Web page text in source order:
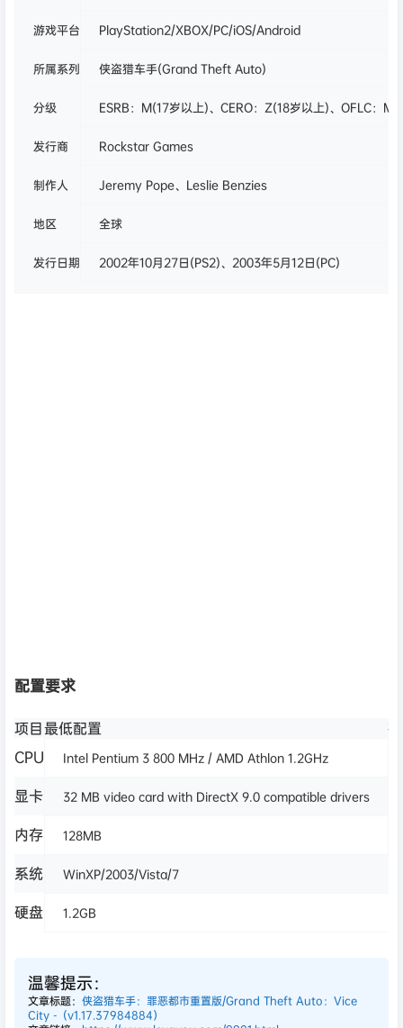
游戏平台 PlayStation2/XBOX/PC/iOS/Android
所属系列 侠盗猎车手(Grand Theft Auto)
分级 ESRB：M(17岁以上)、CERO：Z(18岁以上)、OFLC：
发行商 Rockstar Games
制作人 Jeremy Pope、Leslie Benzies
地区 全球
发行日期 2002年10月27日(PS2)、2003年5月12日(PC)
配置要求
项目最低配置
CPU
Intel Pentium 3 800 MHz / AMD Athlon 1.2GHz
显卡 32 MB video card with DirectX 9.0 compatible drivers
内存 128MB
系统 WinXP/2003/Vista/7
硬盘 1.2GB
温馨提示：
文章标题： 侠盗猎车手：罪恶都市重置版/Grand Theft Auto：Vice
City -（v1.17.37984884）